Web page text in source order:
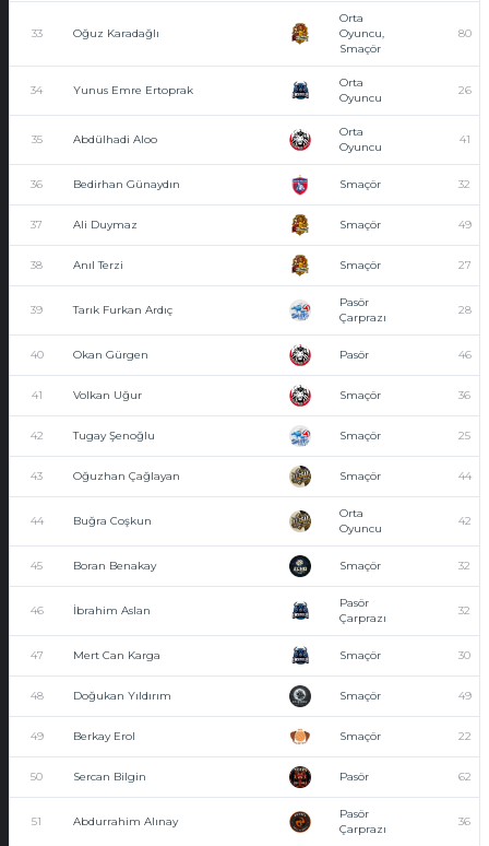
33 Oğuz Karadağlı
Orta
Oyuncu,
Smaçör
80
34 Yunus Emre Ertoprak
Orta
Oyuncu
26
35 Abdülhadi Aloo
Orta
Oyuncu
41
36 Bedirhan Günaydın Smaçör 32
37 Ali Duymaz Smaçör 49
38 Anıl Terzi Smaçör 27
39 Tarık Furkan Ardıç
Pasör
Çarprazı
28
40 Okan Gürgen Pasör 46
41 Volkan Uğur Smaçör 36
42 Tugay Şenoğlu Smaçör 25
43 Oğuzhan Çağlayan Smaçör 44
44 Buğra Coşkun
Orta
Oyuncu
42
45 Boran Benakay Smaçör 32
46 İbrahim Aslan
Pasör
Çarprazı
32
47 Mert Can Karga Smaçör 30
48 Doğukan Yıldırım Smaçör 49
49 Berkay Erol Smaçör 22
50 Sercan Bilgin Pasör 62
51 Abdurrahim Alınay
Pasör
Çarprazı
36